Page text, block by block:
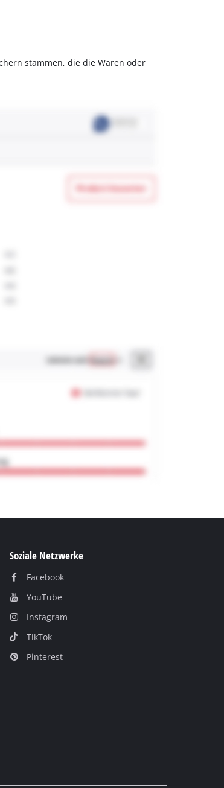
stammen, die die Waren oder
Soziale Netzwerke
Facebook
YouTube
Instagram
TikTok
Pinterest